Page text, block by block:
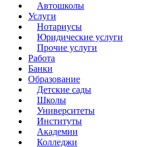
Автошколы
Услуги
Нотариусы
Юридические услуги
Прочие услуги
Работа
Банки
Образование
Детские сады
Школы
Университеты
Институты
Академии
Колледжи